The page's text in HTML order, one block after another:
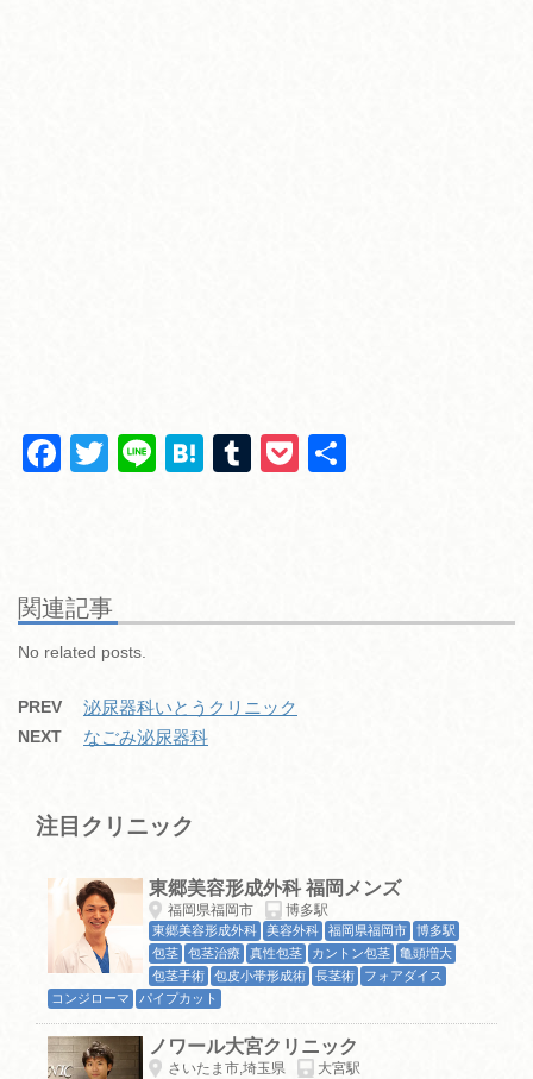
F
b
o
k
T
Li
H
T
P
関連記事
No related posts.
PREV 泌尿器科いとうクリニック
NEXT なごみ泌尿器科
注目クリニック
東郷美容形成外科 福岡メンズ
福岡県福岡市 博多駅
東郷美容形成外科 美容外科 福岡県福岡市
博多駅
包茎
包茎治療 真性包茎 カントン包茎
亀頭増大
包茎手術
包皮小帯形成術 長茎術
フォアダイス
コンジローマ
パイプカット
ノワール大宮クリニック
さいたま市,埼玉県 大宮駅